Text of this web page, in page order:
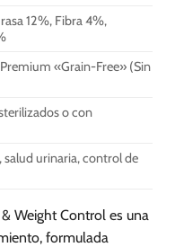
12%, Fibra 4%,
«Grain-Free» (Sin
o con
salud urinaria, control de
Weight Control es una
formulada